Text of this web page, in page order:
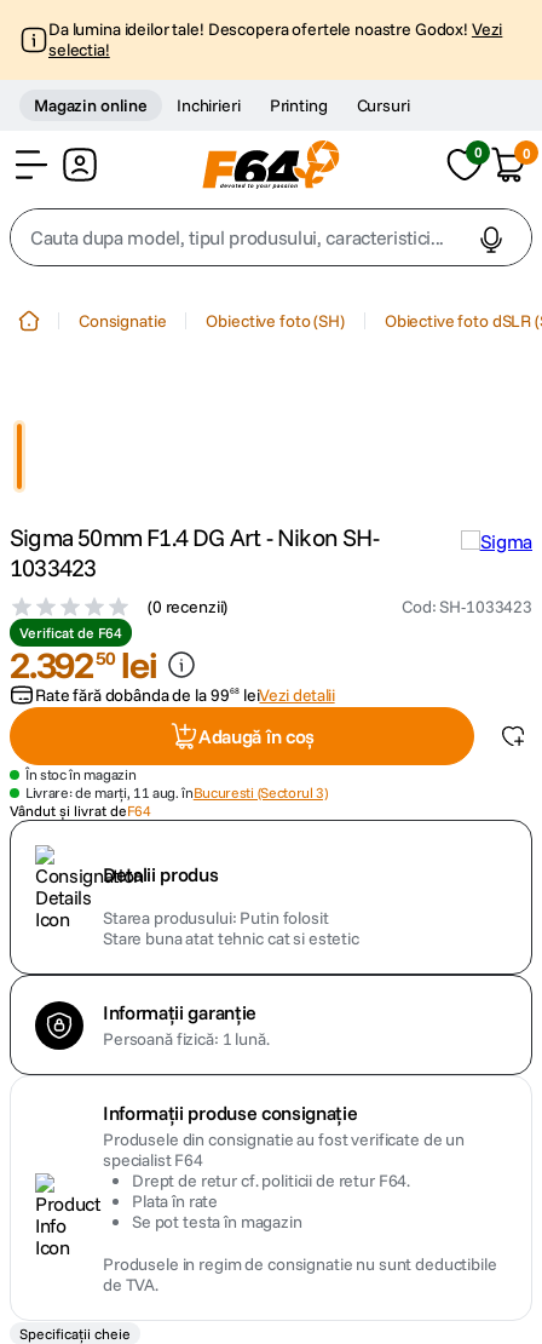
Da lumina ideilor tale! Descopera ofertele noastre Godox! Vezi
selectia!
Magazin online Inchirieri Printing Cursuri
0 0
Cauta dupa model, tipul produsului, caracteristici...
4. peak design
canon sx740 hs
6. lavaliera
7. card memorie
8. dji mic mini
dji osmo
10. insta 360
Consignatie Obiective foto (SH) Obiective foto dSLR
Sigma 50mm F1.4 DG Art - Nikon SH-
1033423
(0 recenzii) Cod:SH-1033423
Verificat de F64
2.39250 lei
Rate fără dobânda de la9968 leiVezi detalii
Adaugă în coș
În stoc în magazin
Livrare: de marți, 11 aug. înBucuresti (Sectorul 3)
Vândut și livrat deF64
Detalii produs
Starea produsului Putin folosit
Stare buna atat tehnic cat si estetic
Informații garanție
Persoană fizică: 1 lună.
Informații produse consignație
Produsele din consignatie au fost verificate de un
specialist F64
Drept de retur cf. politicii de retur F64.
Plata în rate
Se pot testa în magazin
Produsele in regim de consignatie nu sunt deductibile
de TVA.
Specificații cheie